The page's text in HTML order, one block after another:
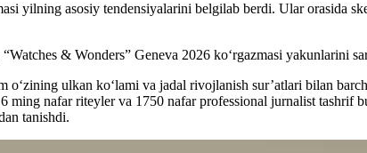
yilning asosiy tendensiyalarini belgilab berdi. Ular
& Wonders” Geneva 2026 ko‘rgazmasi yakunlarini
o‘zining ulkan ko‘lami va jadal rivojlanish sur’atlari bilan
ming nafar riteyler va 1750 nafar professional jurnalist
tanishdi.